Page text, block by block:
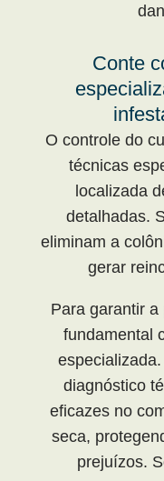
Conte
O controle do
técnicas
localizada
detalhadas.
eliminam a
gerar
Para garantir
fundamental
especializada.
diagnóstico
eficazes no
seca,
prejuízos.